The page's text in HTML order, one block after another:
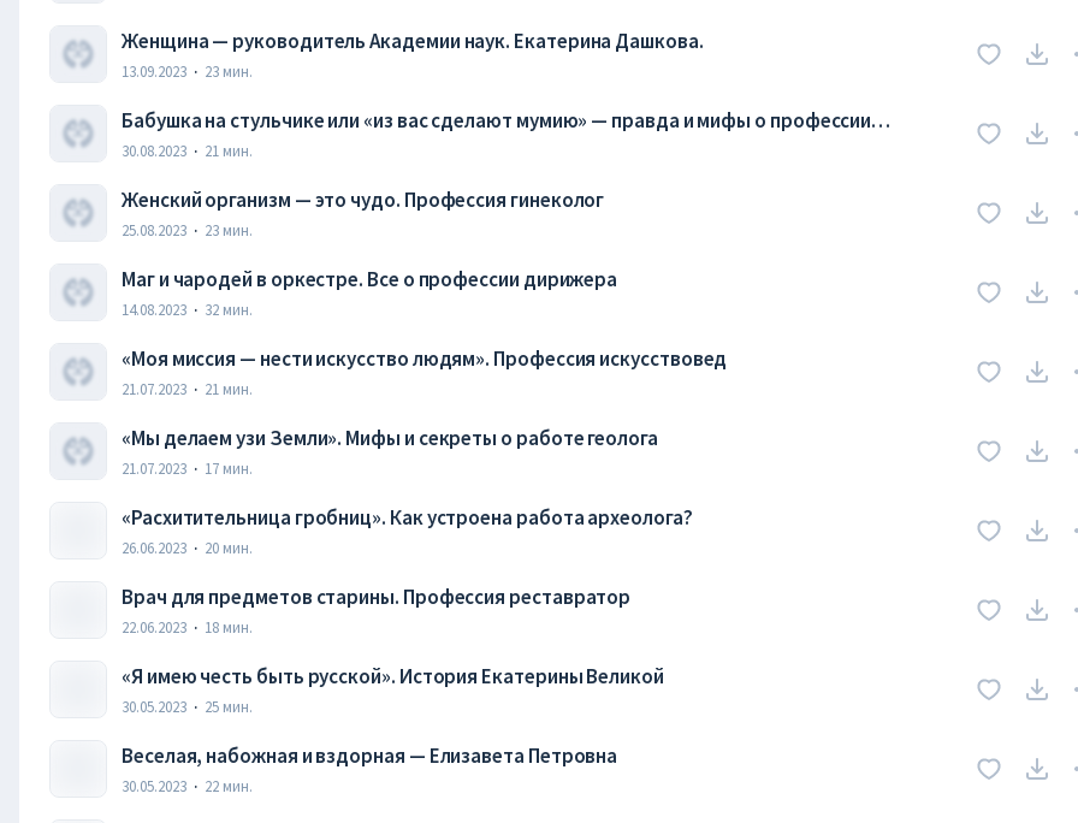
Женщина — руководитель Академии наук. Екатерина Дашкова.
13.09.2023 · 23 мин.
Бабушка на стульчике или «из вас сделают мумию» — правда и мифы о профессии
музеолог
30.08.2023 · 21 мин.
Женский организм — это чудо. Профессия гинеколог
25.08.2023 · 23 мин.
Маг и чародей в оркестре. Все о профессии дирижера
14.08.2023 · 32 мин.
«Моя миссия — нести искусство людям». Профессия искусствовед
21.07.2023 · 21 мин.
«Мы делаем узи Земли». Мифы и секреты о работе геолога
21.07.2023 · 17 мин.
«Расхитительница гробниц». Как устроена работа археолога?
26.06.2023 · 20 мин.
Врач для предметов старины. Профессия реставратор
22.06.2023 · 18 мин.
«Я имею честь быть русской». История Екатерины Великой
30.05.2023 · 25 мин.
Веселая, набожная и вздорная — Елизавета Петровна
30.05.2023 · 22 мин.